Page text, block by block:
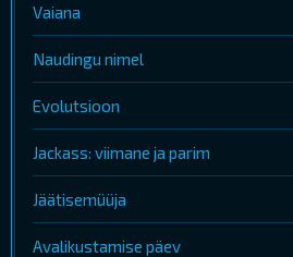
Vaiana
Naudingu nimel
Evolutsioon
Jackass: viimane ja parim
Jäätisemüüja
Avalikustamise päev